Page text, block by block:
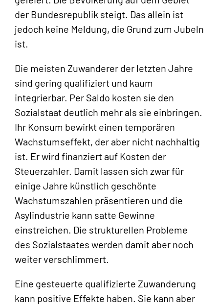
der Bundesrepublik steigt. Das allein ist
jedoch keine Meldung, die Grund zum Jubeln
ist.
Die meisten Zuwanderer der letzten Jahre
sind gering qualifiziert und kaum
integrierbar. Per Saldo kosten sie den
Sozialstaat deutlich mehr als sie einbringen.
Ihr Konsum bewirkt einen temporären
Wachstumseffekt, der aber nicht nachhaltig
ist. Er wird finanziert auf Kosten der
Steuerzahler. Damit lassen sich zwar für
einige Jahre künstlich geschönte
Wachstumszahlen präsentieren und die
Asylindustrie kann satte Gewinne
einstreichen. Die strukturellen Probleme
des Sozialstaates werden damit aber noch
weiter verschlimmert.
Eine gesteuerte qualifizierte Zuwanderung
kann positive Effekte haben. Sie kann aber